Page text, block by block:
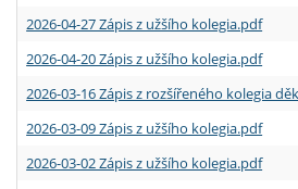
2026-04-27 Zápis z užšího kolegia.pdf
2026-04-20 Zápis z užšího kolegia.pdf
2026-03-16 Zápis z rozšířeného kolegia
2026-03-09 Zápis z užšího kolegia.pdf
2026-03-02 Zápis z užšího kolegia.pdf